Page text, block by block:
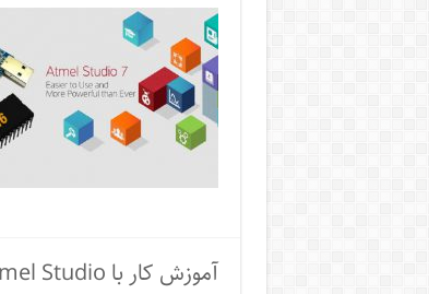
آموزش کار با Atmel Studio